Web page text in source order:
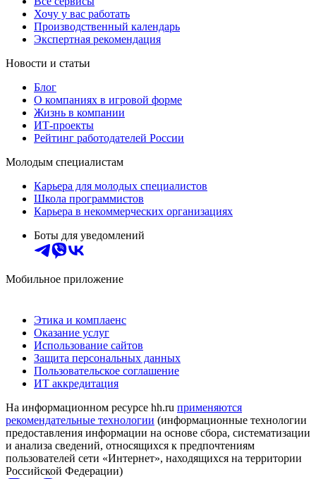
Хочу у вас работать
Производственный календарь
Экспертная рекомендация
Новости и статьи
Блог
О компаниях в игровой форме
Жизнь в компании
ИТ-проекты
Рейтинг работодателей России
Молодым специалистам
Карьера для молодых специалистов
Школа программистов
Карьера в некоммерческих организациях
Боты для уведомлений
Мобильное приложение
Этика и комплаенс
Оказание услуг
Использование сайтов
Защита персональных данных
Пользовательское соглашение
ИТ аккредитация
На информационном ресурсе hh.ru применяются
рекомендательные технологии (информационные технологии
предоставления информации на основе сбора, систематизации
и анализа сведений, относящихся к предпочтениям
пользователей сети «Интернет», находящихся на территории
Российской Федерации)